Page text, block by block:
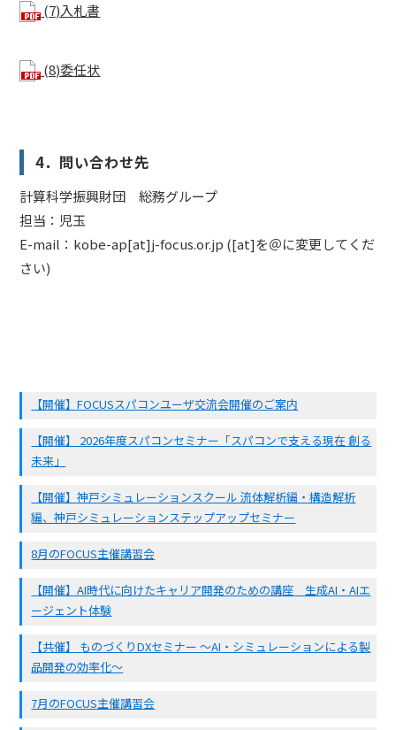
(7)入札書
(8)委任状
4．問い合わせ先
計算科学振興財団 総務グループ
担当：児玉
E-mail：kobe-ap[at]j-focus.or.jp ([at]を＠に変更してくだ
さい)
【開催】FOCUSスパコンユーザ交流会開催のご案内
【開催】 2026年度スパコンセミナー「スパコンで支える現在 創る
未来」
【開催】神戸シミュレーションスクール 流体解析編・構造解析
編、神戸シミュレーションステップアップセミナー
8月のFOCUS主催講習会
【開催】AI時代に向けたキャリア開発のための講座 生成AI・AIエ
ージェント体験
【共催】 ものづくりDXセミナー ～AI・シミュレーションによる製
品開発の効率化～
7月のFOCUS主催講習会